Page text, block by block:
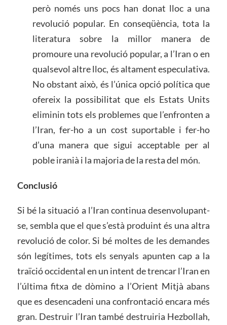
però només uns pocs han donat lloc a una
revolució popular. En conseqüència, tota la
literatura sobre la millor manera de
promoure una revolució popular, a l’Iran o en
qualsevol altre lloc, és altament especulativa.
No obstant això, és l’única opció política que
ofereix la possibilitat que els Estats Units
eliminin tots els problemes que l’enfronten a
l’Iran, fer-ho a un cost suportable i fer-ho
d’una manera que sigui acceptable per al
poble iranià i la majoria de la resta del món.
Conclusió
Si bé la situació a l’Iran continua desenvolupant-
se, sembla que el que s’està produint és una altra
revolució de color. Si bé moltes de les demandes
són legítimes, tots els senyals apunten cap a la
traïció occidental en un intent de trencar l’Iran en
l’última fitxa de dòmino a l’Orient Mitjà abans
que es desencadeni una confrontació encara més
gran. Destruir l’Iran també destruiria Hezbollah,